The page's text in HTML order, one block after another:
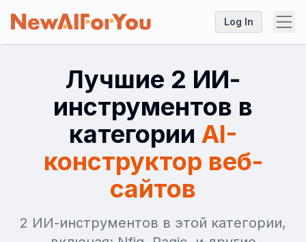
Log In
Лучшие 2 ИИ-
инструментов в
категории AI-
конструктор веб-
сайтов
2 ИИ-инструментов в этой категории,